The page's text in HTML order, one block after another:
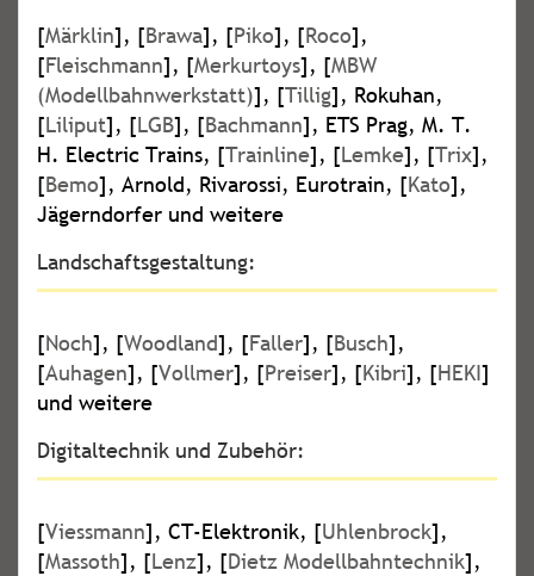
[Märklin], [Brawa], [Piko], [Roco],
[Fleischmann], [Merkurtoys], [MBW
(Modellbahnwerkstatt)], [Tillig], Rokuhan,
[Liliput], [LGB], [Bachmann], ETS Prag, M. T.
H. Electric Trains, [Trainline], [Lemke], [Trix],
[Bemo], Arnold, Rivarossi, Eurotrain, [Kato],
Jägerndorfer und weitere
Landschaftsgestaltung:
[Noch], [Woodland], [Faller], [Busch],
[Auhagen], [Vollmer], [Preiser], [Kibri], [HEKI]
und weitere
Digitaltechnik und Zubehör:
[Viessmann], CT-Elektronik, [Uhlenbrock],
[Massoth], [Lenz], [Dietz Modellbahntechnik],